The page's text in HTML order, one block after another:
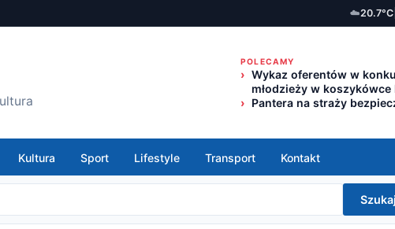
☁️20.7°C
POLECAMY
Wykaz oferentów w
młodzieży w
Pantera na straży
Kultura Sport Lifestyle Transport Kontakt
Szukaj